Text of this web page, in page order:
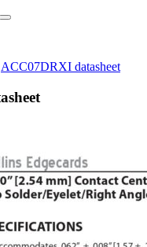
ACC07DRXI datasheet